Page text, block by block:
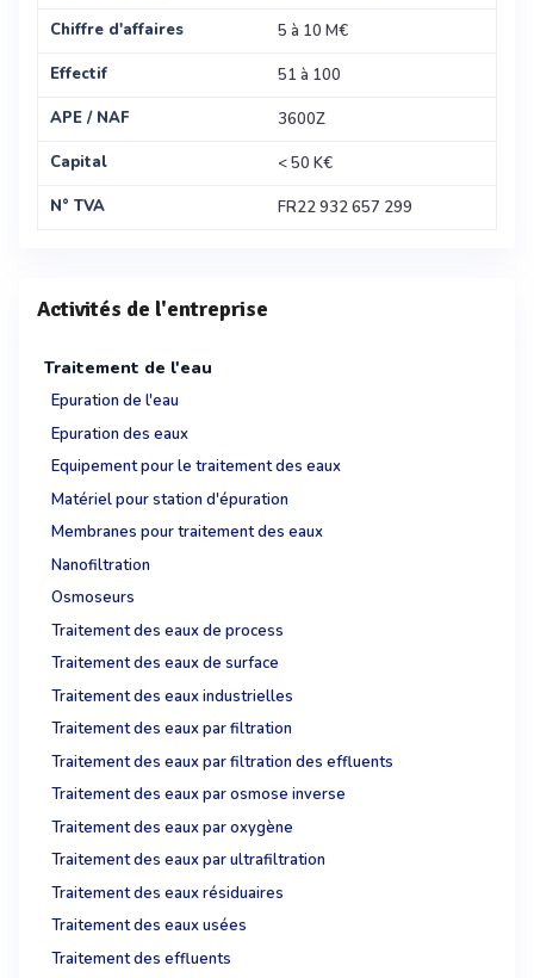
Chiffre d'affaires
5 à 10 M€
Effectif
51 à 100
APE / NAF
3600Z
Capital
< 50 K€
N° TVA
FR22 932 657 299
Activités de l'entreprise
Traitement de l'eau
Epuration de l'eau
Epuration des eaux
Equipement pour le traitement des eaux
Matériel pour station d'épuration
Membranes pour traitement des eaux
Nanofiltration
Osmoseurs
Traitement des eaux de process
Traitement des eaux de surface
Traitement des eaux industrielles
Traitement des eaux par filtration
Traitement des eaux par filtration des effluents
Traitement des eaux par osmose inverse
Traitement des eaux par oxygène
Traitement des eaux par ultrafiltration
Traitement des eaux résiduaires
Traitement des eaux usées
Traitement des effluents